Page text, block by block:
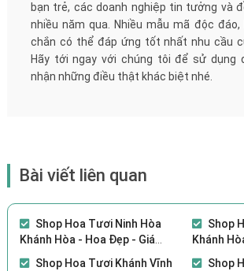
bạn trẻ, các doanh nghiệp tin tưởng và
nhiều năm qua. Nhiều mẫu mã độc
chắn có thể đáp ứng tốt nhất nhu cầu
Hãy tới ngay với chúng tôi để sử dụng
nhận những điều thật khác biệt nhé.
Bài viết liên quan
Shop Hoa Tươi Ninh Hòa
Khánh Hòa - Hoa Đẹp - Giá
Tôt
Shop
Khánh
Nhanh
Shop Hoa Tươi Khánh Vĩnh
Shop